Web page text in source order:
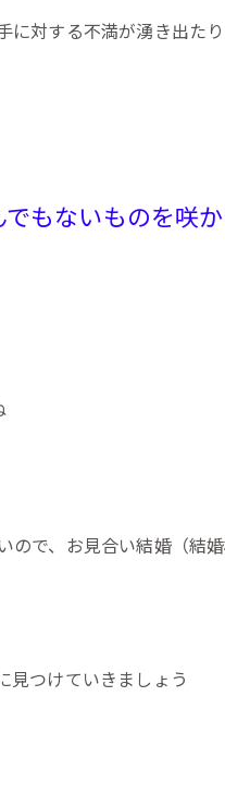
に対する不満が湧き出た
もないものを咲
で、お見合い結婚（結
見つけていきましょう